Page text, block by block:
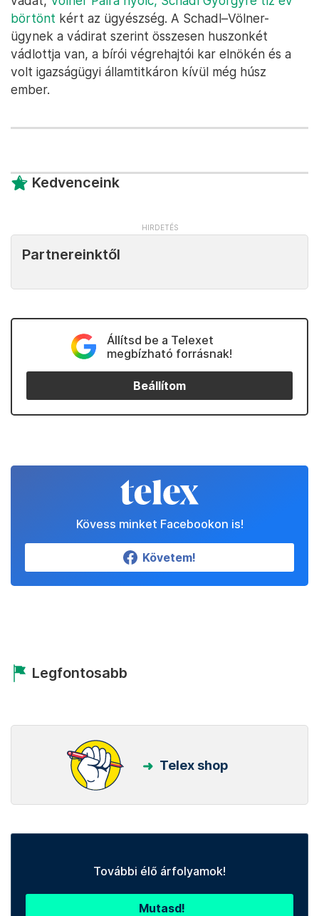
börtönt kért az ügyészség. A Schadl–Völner-
ügynek a vádirat szerint összesen huszonkét
vádlottja van, a bírói végrehajtói kar elnökén és a
volt igazságügyi államtitkáron kívül még húsz
ember.
Kedvenceink
Partnereinktől
Állítsd be a Telexet
megbízható forrásnak!
Beállítom
Kövess minket Facebookon is!
Követem!
Legfontosabb
Telex shop
További élő árfolyamok!
Mutasd!